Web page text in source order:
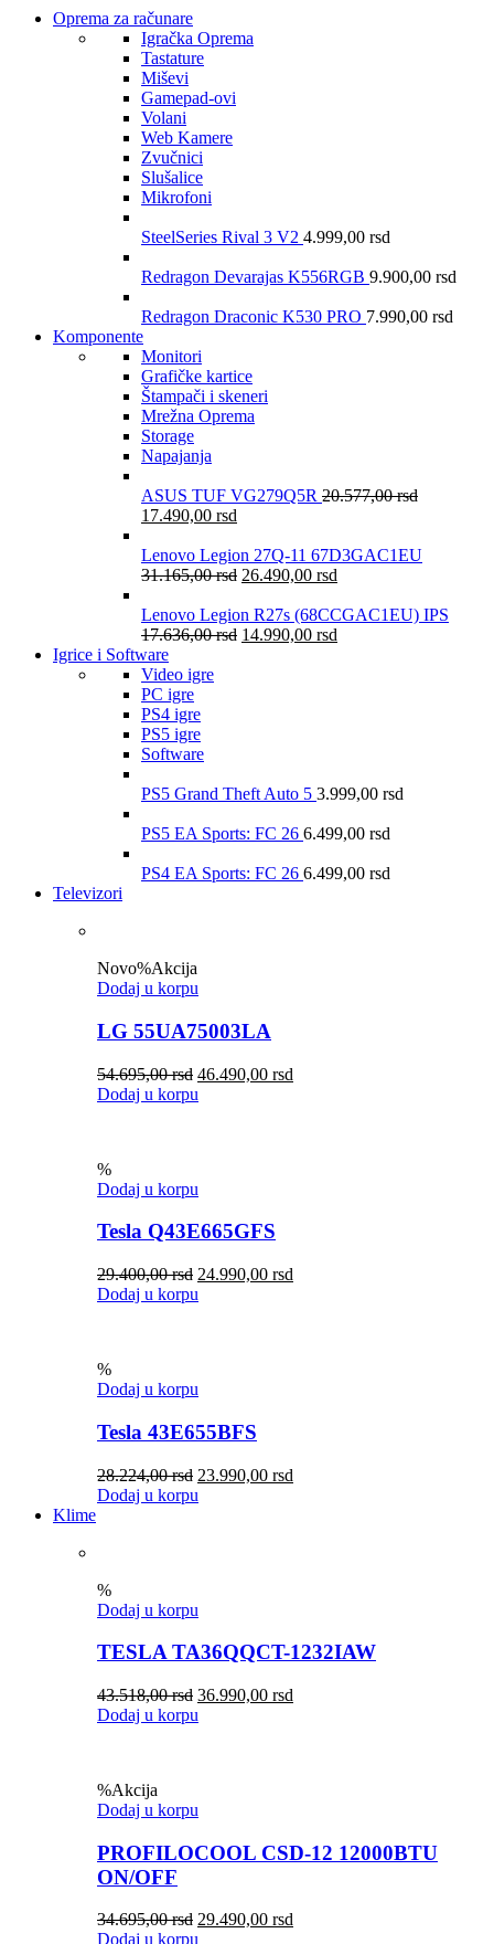
Oprema za računare
Igračka Oprema
Tastature
Miševi
Gamepad-ovi
Volani
Web Kamere
Zvučnici
Slušalice
Mikrofoni
SteelSeries Rival 3 V2 4.999,00 rsd
Redragon Devarajas K556RGB 9.900,00 rsd
Redragon Draconic K530 PRO 7.990,00 rsd
Komponente
Monitori
Grafičke kartice
Štampači i skeneri
Mrežna Oprema
Storage
Napajanja
ASUS TUF VG279Q5R 20.577,00rsd
17.490,00 rsd
Lenovo Legion 27Q-11 67D3GAC1EU
31.165,00rsd 26.490,00 rsd
Lenovo Legion R27s (68CCGAC1EU) IPS
17.636,00rsd 14.990,00 rsd
Igrice i Software
Video igre
PC igre
PS4 igre
PS5 igre
Software
PS5 Grand Theft Auto 5 3.999,00 rsd
PS5 EA Sports: FC 26 6.499,00 rsd
PS4 EA Sports: FC 26 6.499,00 rsd
Televizori
Novo%Akcija
Dodaj u korpu
LG 55UA75003LA
54.695,00rsd 46.490,00 rsd
Dodaj u korpu
%
Dodaj u korpu
Tesla Q43E665GFS
29.400,00rsd 24.990,00 rsd
Dodaj u korpu
%
Dodaj u korpu
Tesla 43E655BFS
28.224,00rsd 23.990,00 rsd
Dodaj u korpu
Klime
%
Dodaj u korpu
TESLA TA36QQCT-1232IAW
43.518,00rsd 36.990,00 rsd
Dodaj u korpu
%Akcija
Dodaj u korpu
PROFILOCOOL CSD-12 12000BTU
ON/OFF
34.695,00rsd 29.490,00 rsd
Dodaj u korpu